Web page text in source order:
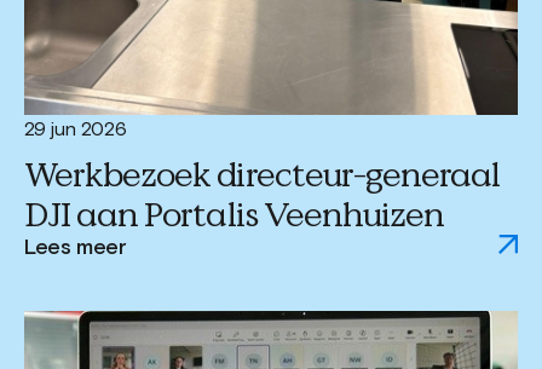
29 jun 2026
Werkbezoek directeur-generaal
DJI aan Portalis Veenhuizen
Lees meer